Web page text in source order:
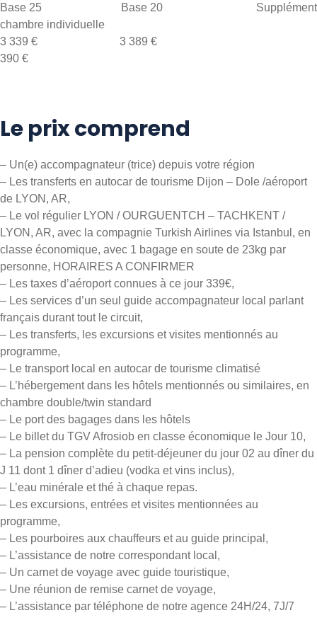
Base 25 Base 20 Supplément
chambre individuelle
3 339 € 3 389 €
390 €
Le prix comprend
– Un(e) accompagnateur (trice) depuis votre région
– Les transferts en autocar de tourisme Dijon – Dole /aéroport
de LYON, AR,
– Le vol régulier LYON / OURGUENTCH – TACHKENT /
LYON, AR, avec la compagnie Turkish Airlines via Istanbul, en
classe économique, avec 1 bagage en soute de 23kg par
personne, HORAIRES A CONFIRMER
– Les taxes d’aéroport connues à ce jour 339€,
– Les services d’un seul guide accompagnateur local parlant
français durant tout le circuit,
– Les transferts, les excursions et visites mentionnés au
programme,
– Le transport local en autocar de tourisme climatisé
– L’hébergement dans les hôtels mentionnés ou similaires, en
chambre double/twin standard
– Le port des bagages dans les hôtels
– Le billet du TGV Afrosiob en classe économique le Jour 10,
– La pension complète du petit-déjeuner du jour 02 au dîner du
J 11 dont 1 dîner d’adieu (vodka et vins inclus),
– L’eau minérale et thé à chaque repas.
– Les excursions, entrées et visites mentionnées au
programme,
– Les pourboires aux chauffeurs et au guide principal,
– L’assistance de notre correspondant local,
– Un carnet de voyage avec guide touristique,
– Une réunion de remise carnet de voyage,
– L’assistance par téléphone de notre agence 24H/24, 7J/7